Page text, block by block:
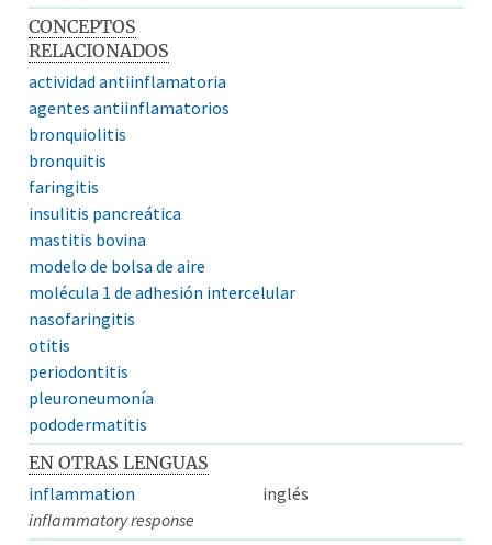
CONCEPTOS
RELACIONADOS
actividad antiinflamatoria
agentes antiinflamatorios
bronquiolitis
bronquitis
faringitis
insulitis pancreática
mastitis bovina
modelo de bolsa de aire
molécula 1 de adhesión intercelular
nasofaringitis
otitis
periodontitis
pleuroneumonía
pododermatitis
EN OTRAS LENGUAS
inflammation
inglés
inflammatory response